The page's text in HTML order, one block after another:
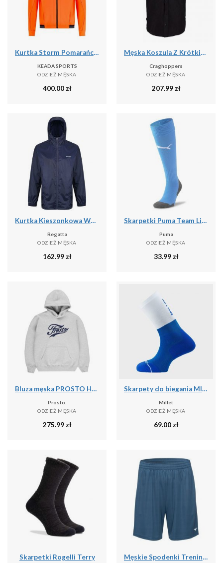
Kurtka Storm Pomarańczowa – Męska Termiczna Kurtka Kolarska
KEADA SPORTS
ODZIEŻ MĘSKA
400.00 zł
Męska Koszula Z Krótkim Rękawem Expert Kiwi
Craghoppers
ODZIEŻ MĘSKA
207.99 zł
Kurtka Kieszonkowa Wodoodporna Męska + Worek Pack It III
Regatta
ODZIEŻ MĘSKA
162.99 zł
Skarpetki Puma Team Liga Core
Puma
ODZIEŻ MĘSKA
33.99 zł
Bluza męska PROSTO Hoodie Aiz
Prosto.
ODZIEŻ MĘSKA
275.99 zł
Skarpety do biegania MILLET Intense Crew Socks M
Millet
ODZIEŻ MĘSKA
69.00 zł
Skarpetki Rogelli Terry Męskie Spodenki Treningowe Hisam